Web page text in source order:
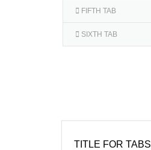
FIFTH TAB
SIXTH TAB
TITLE FOR TABS